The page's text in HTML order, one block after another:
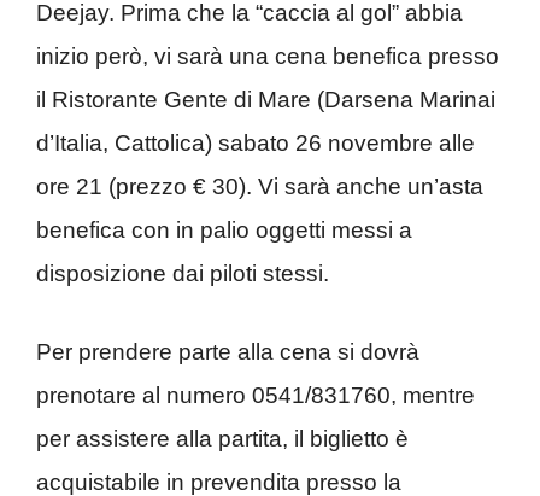
Deejay. Prima che la “caccia al gol” abbia
inizio però, vi sarà una cena benefica presso
il Ristorante Gente di Mare (Darsena Marinai
d’Italia, Cattolica) sabato 26 novembre alle
ore 21 (prezzo € 30). Vi sarà anche un’asta
benefica con in palio oggetti messi a
disposizione dai piloti stessi.
Per prendere parte alla cena si dovrà
prenotare al numero 0541/831760, mentre
per assistere alla partita, il biglietto è
acquistabile in prevendita presso la